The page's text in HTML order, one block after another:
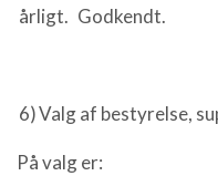
årligt. Godkendt.
6) Valg af bestyrelse,
På valg er: